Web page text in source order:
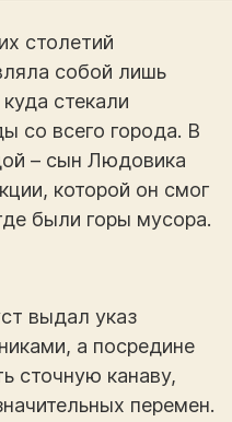
столетий
собой лишь
стекали
со всего города. В
– сын Людовика
которой он смог
были горы мусора.
выдал указ
а посредине
сточную канаву,
перемен.